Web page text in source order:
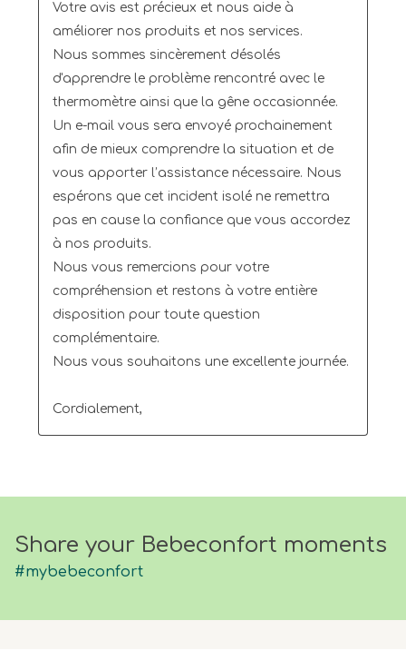
Share your Bebeconfort moments
#mybebeconfort
Votre avis est précieux et nous aide à
améliorer nos produits et nos services.
Nous sommes sincèrement désolés
d'apprendre le problème rencontré avec le
thermomètre ainsi que la gêne occasionnée.
Un e-mail vous sera envoyé prochainement
afin de mieux comprendre la situation et de
vous apporter l’assistance nécessaire. Nous
espérons que cet incident isolé ne remettra
pas en cause la confiance que vous accordez
à nos produits.
Nous vous remercions pour votre
compréhension et restons à votre entière
disposition pour toute question
complémentaire.
Nous vous souhaitons une excellente journée.
Cordialement,